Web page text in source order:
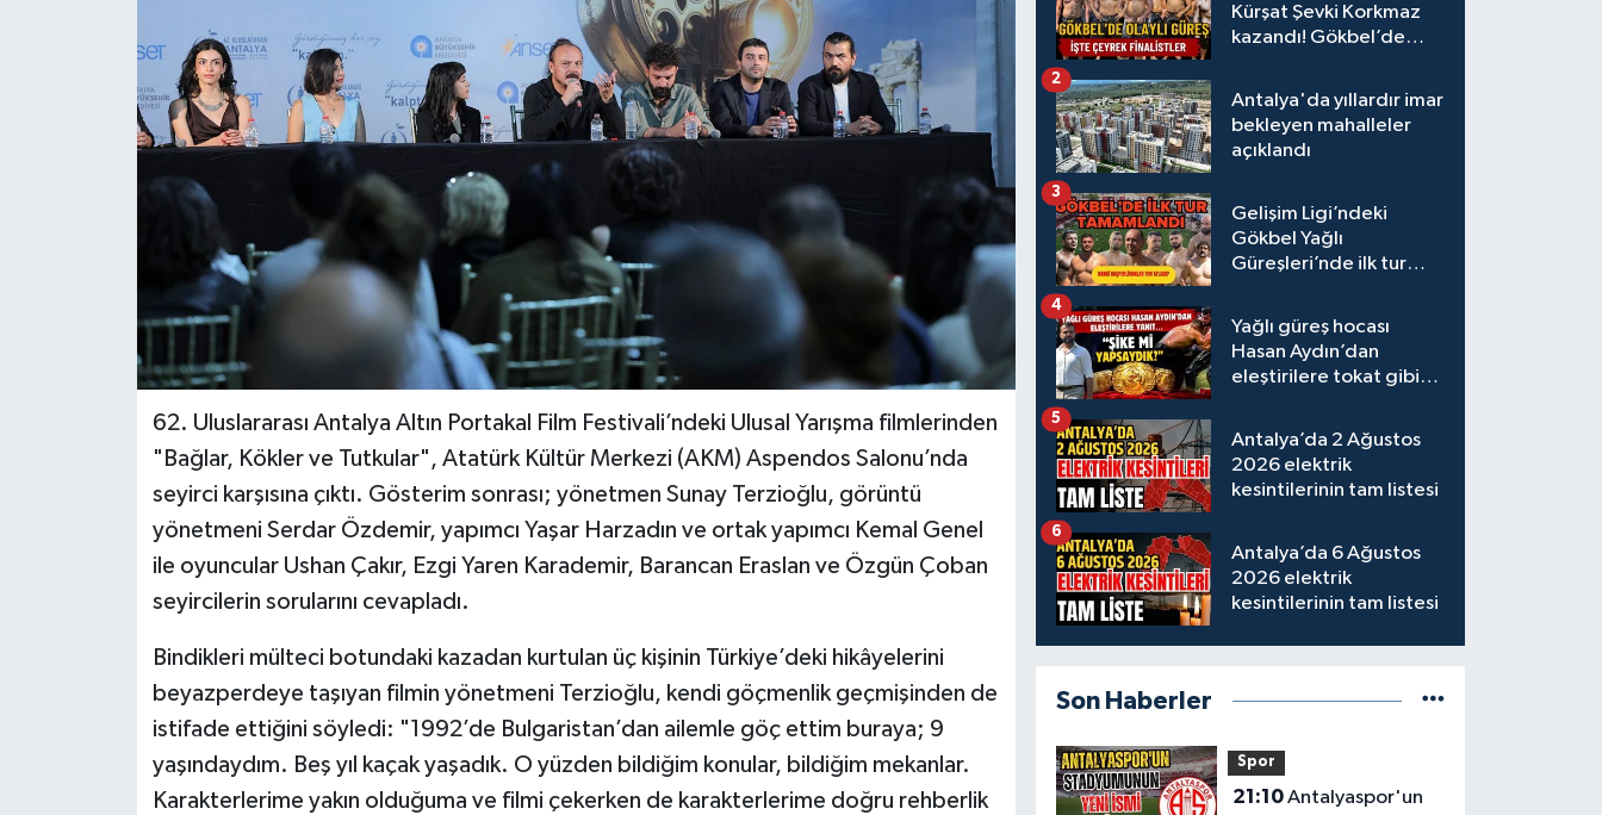
62. Uluslararası Antalya Altın Portakal Film Festivali’ndeki Ulusal Yarışma filmlerinden
"Bağlar, Kökler ve Tutkular", Atatürk Kültür Merkezi (AKM) Aspendos Salonu’nda
seyirci karşısına çıktı. Gösterim sonrası; yönetmen Sunay Terzioğlu, görüntü
yönetmeni Serdar Özdemir, yapımcı Yaşar Harzadın ve ortak yapımcı Kemal Genel
ile oyuncular Ushan Çakır, Ezgi Yaren Karademir, Barancan Eraslan ve Özgün Çoban
seyircilerin sorularını cevapladı.
Bindikleri mülteci botundaki kazadan kurtulan üç kişinin Türkiye’deki hikâyelerini
beyazperdeye taşıyan filmin yönetmeni Terzioğlu, kendi göçmenlik geçmişinden de
istifade ettiğini söyledi: "1992’de Bulgaristan’dan ailemle göç ettim buraya; 9
yaşındaydım. Beş yıl kaçak yaşadık. O yüzden bildiğim konular, bildiğim mekanlar.
Karakterlerime yakın olduğuma ve filmi çekerken de karakterlerime doğru rehberlik
Kürşat Şevki Korkmaz
kazandı! Gökbel’de
Gürbüz elendi!
Antalya'da yıllardır imar
bekleyen mahalleler
açıklandı
2
Gelişim Ligi’ndeki
Gökbel Yağlı
Güreşleri’nde ilk tur
3
Yağlı güreş hocası
Hasan Aydın’dan
eleştirilere tokat gibi
4
Antalya’da 2 Ağustos
2026 elektrik
kesintilerinin tam listesi
5
Antalya’da 6 Ağustos
2026 elektrik
kesintilerinin tam listesi
6
Son Haberler
Spor
21:10Antalyaspor'un
Sağlık & Yaşam
Siyaset